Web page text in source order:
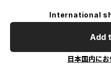
International
Add
日本国内に